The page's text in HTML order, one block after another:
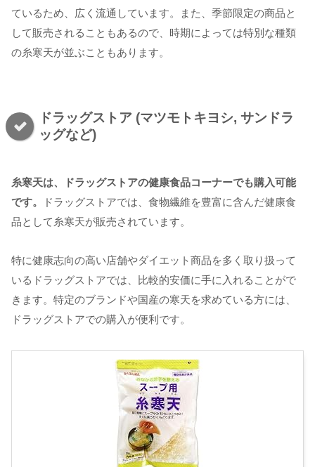
ているため、広く流通しています。また、季節限定の商品と
して販売されることもあるので、時期によっては特別な種類
の糸寒天が並ぶこともあります。
ドラッグストア (マツモトキヨシ, サンドラ
ッグなど)
糸寒天は、ドラッグストアの健康食品コーナーでも購入可能
です。
ドラッグストアでは、食物繊維を豊富に含んだ健康食
品として糸寒天が販売されています。
特に健康志向の高い店舗やダイエット商品を多く取り扱って
いるドラッグストアでは、比較的安価に手に入れることがで
きます。特定のブランドや国産の寒天を求めている方には、
ドラッグストアでの購入が便利です。